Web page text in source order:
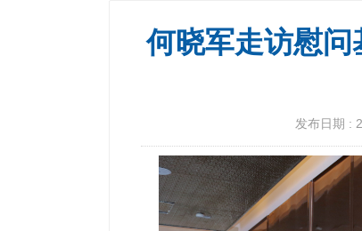
何晓军走访慰
发布日期 :